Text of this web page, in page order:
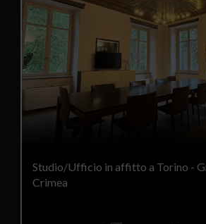
Studio/Ufficio in affitto a Torino -
Crimea